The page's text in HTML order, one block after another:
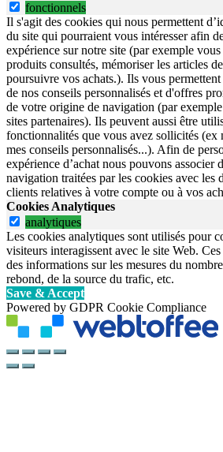
fonctionnels
Il s'agit des cookies qui nous permettent
du site qui pourraient vous intéresser afin
expérience sur notre site (par exemple
produits consultés, mémoriser les articles
poursuivre vos achats.). Ils vous
de nos conseils personnalisés et d'offres
de votre origine de navigation (par
sites partenaires). Ils peuvent aussi être
fonctionnalités que vous avez sollicités (ex
mes conseils personnalisés...). Afin de
expérience d’achat nous pouvons associer
navigation traitées par les cookies avec les
clients relatives à votre compte ou à vos
Cookies Analytiques
analytiques
Les cookies analytiques sont utilisés pour
visiteurs interagissent avec le site Web.
des informations sur les mesures du
rebond, de la source du trafic, etc.
Save & Accept
Powered by GDPR Cookie Compliance